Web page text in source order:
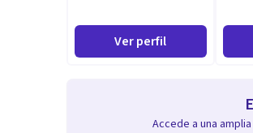
Ver perfil
Accede a una